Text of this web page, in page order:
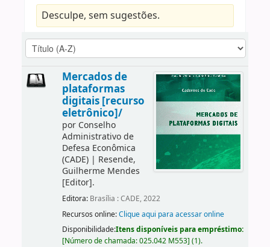
Desculpe, sem sugestões.
Mercados de
plataformas
digitais [recurso
eletrônico]/
por Conselho
Administrativo de
Defesa Econômica
(CADE)| Resende,
Guilherme Mendes
[Editor].
Editora: Brasília : CADE, 2022
Recursos online:Clique aqui para acessar online
Disponibilidade:Itens disponíveis para empréstimo:
[Número de chamada:025.042 M553] (1).